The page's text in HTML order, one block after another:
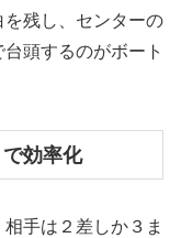
残し、センターの
頭するのがボート
効率化
手は２差しか３ま